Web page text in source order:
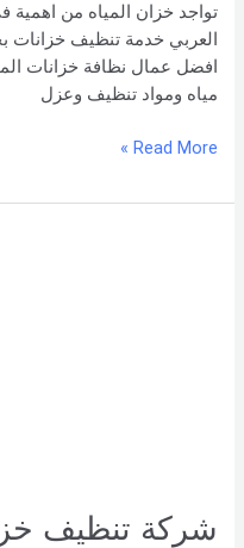
تواجد خزان المياه من
العربي خدمة تنظيف خزانات
افضل عمال نظافة خزانات
مياه ومواد تنظيف وعزل
Read More »
شركة تنظيف